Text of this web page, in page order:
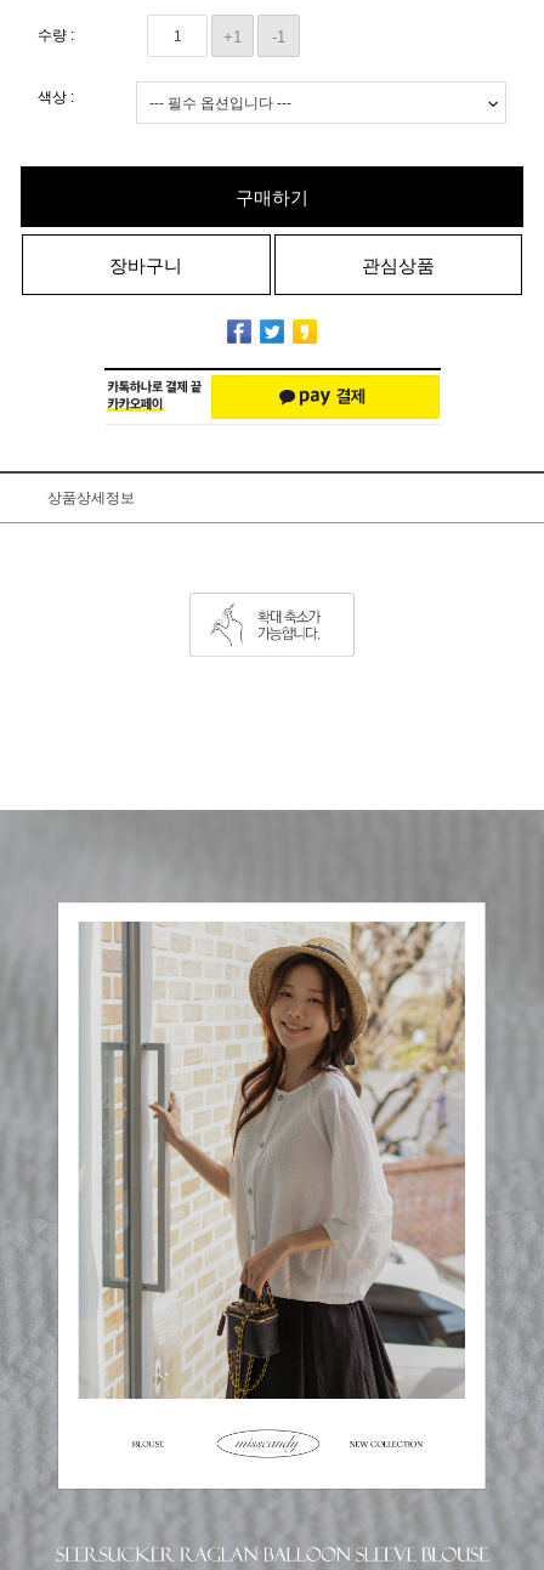
수량 : +1 -1
색상 :
구매하기
장바구니 관심상품
상품상세정보